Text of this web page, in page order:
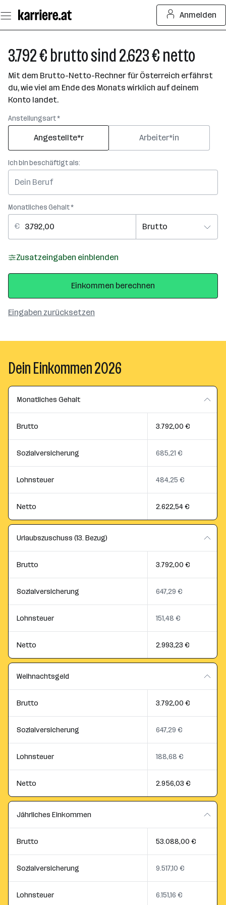
Seiteninhalt
springen
Anmelden
3.792 € brutto sind 2.623 € netto
Mit dem Brutto-Netto-Rechner für Österreich erfährst
du, wie viel am Ende des Monats wirklich auf deinem
Konto landet.
Anstellungsart *
Angestellte*r Arbeiter*in
Ich bin beschäftigt als:
Monatliches Gehalt *
Zusatzeingaben einblenden
Eingaben zurücksetzen
Einkommen berechnen
Dein Einkommen 2026
Monatliches Gehalt
Brutto 3.792,00 €
Sozialversicherung 685,21 €
Lohnsteuer 484,25 €
Netto 2.622,54 €
Urlaubszuschuss (13. Bezug)
Brutto 3.792,00 €
Sozialversicherung 647,29 €
Lohnsteuer 151,48 €
Netto 2.993,23 €
Weihnachtsgeld
Brutto 3.792,00 €
Sozialversicherung 647,29 €
Lohnsteuer 188,68 €
Netto 2.956,03 €
Jährliches Einkommen
Brutto 53.088,00 €
Sozialversicherung 9.517,10 €
Lohnsteuer 6.151,16 €